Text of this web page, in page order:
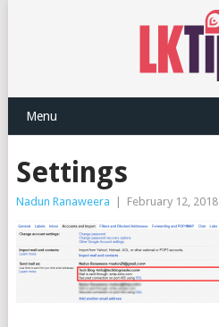
Menu
Settings
Nadun Ranaweera February 12, 2018